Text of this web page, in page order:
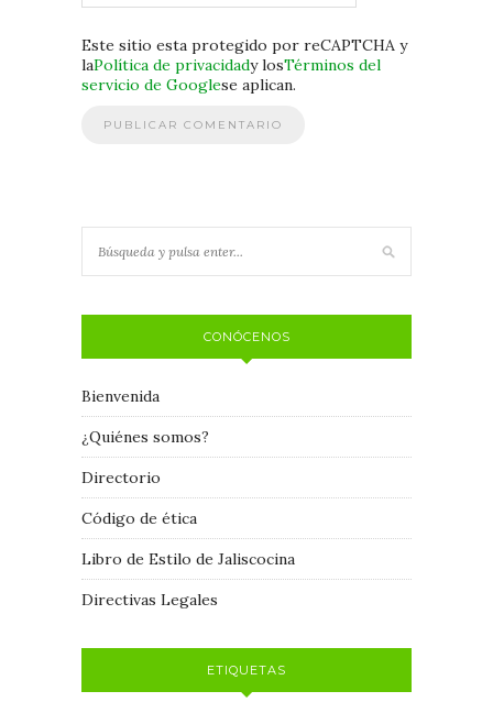
Este sitio esta protegido por reCAPTCHA y
laPolítica de privacidady losTérminos del
servicio de Googlese aplican.
CONÓCENOS
Bienvenida
¿Quiénes somos?
Directorio
Código de ética
Libro de Estilo de Jaliscocina
Directivas Legales
ETIQUETAS